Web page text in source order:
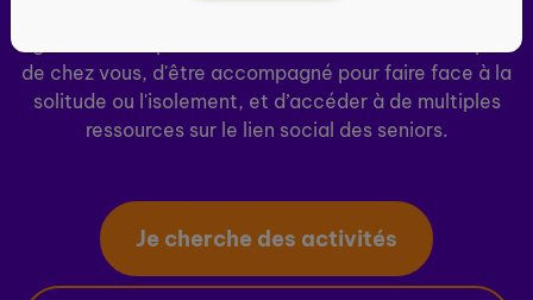
de chez vous, d'être accompagné pour faire face à la
solitude ou l'isolement, et d’accéder à de multiples
ressources sur le lien social des seniors.
Je cherche des activités